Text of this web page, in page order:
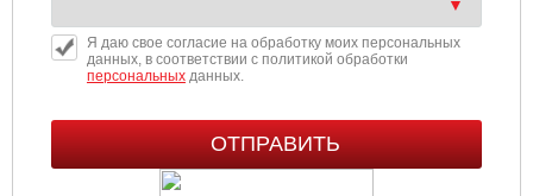
Я даю свое согласие на обработку моих персональных
данных, в соответствии с политикой обработки
персональныхданных.